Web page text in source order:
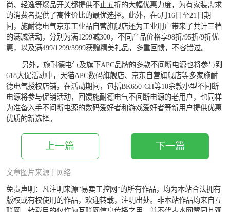
尚、轻逸等爆品开关都提供不止五折的大幅优惠力度，为有家装需求
的消费者提供了高性价比的最优选择。此外，在6月16日至21日期
间，施耐德电气京东工业品自营旗舰店还为工业用户带来了共计三档
的满减活动，分别为满1299减300，不同产品价格享98折/95折/9折优
惠，以及满499/1299/3999获赠精美礼品，多重回馈，不容错过。
另外，施耐德电气及旗下APC品牌的多款不间断电源也将参与到
618大促活动中，天猫APC数码旗舰店、京东自营旗舰店等多家施耐
德电气授权店铺，在活动期间，包括BK650-CH等10余款小型不间断
电源将参与促销活动，回馈施耐德电气不间断电源的老用户，也同样
为准备入手不间断电源的数码爱好者和游戏爱好者等新用户提供优惠
优质的新选择。
上一篇 下一篇
文章图片来源于网络
免责声明：凡注明来源“易卖工控网”的所有作品，均为本站合法拥有
版权或有权使用的作品，欢迎转载，注明出处。非本站作品均来自互